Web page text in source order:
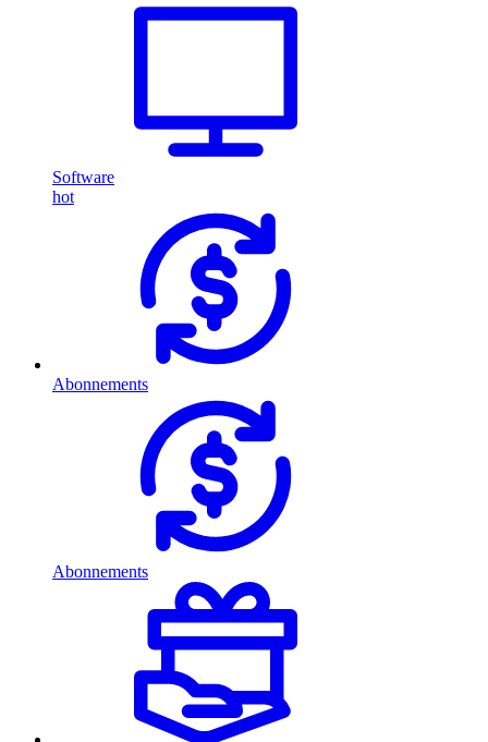
Software
hot
Abonnements
Abonnements